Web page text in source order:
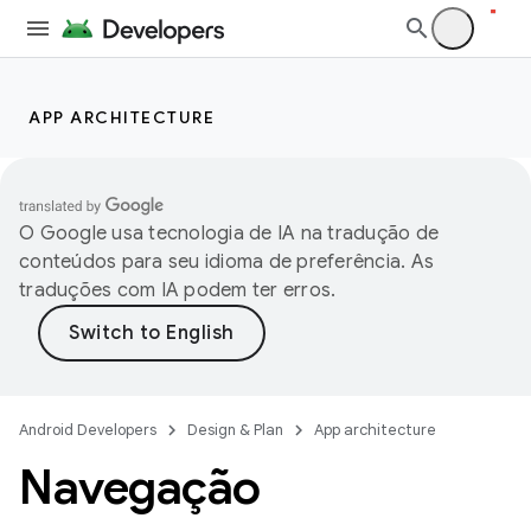
APP ARCHITECTURE
O Google usa tecnologia de IA na tradução de
conteúdos para seu idioma de preferência. As
traduções com IA podem ter erros.
Android Developers Design & Plan App architecture
Navegação